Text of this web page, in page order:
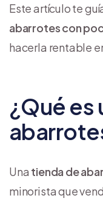
Este artículo te
abarrotes con
hacerla rentable
¿Qué es
Una tienda de
minorista que